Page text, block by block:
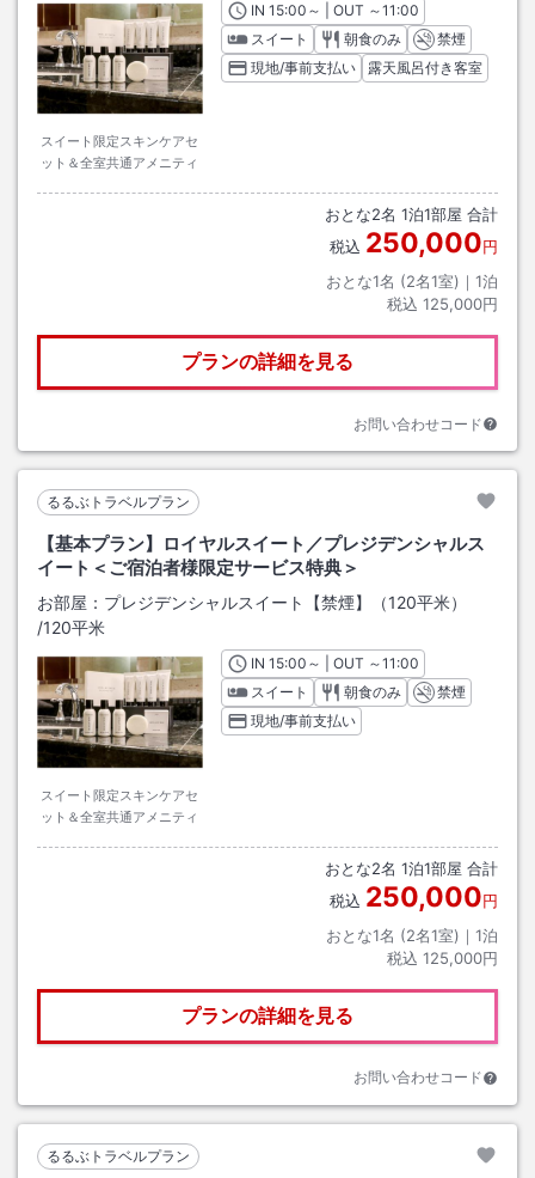
スイート限定スキンケアセ
ット＆全室共通アメニティ
INチェックイン
15:00 ～ | OUT チェックアウト
～11:00
スイート
朝食のみ
禁煙
現地/事前支払い
露天風呂付き客室
おとな2名 1泊1部屋 合計
税込 250,000円
おとな1名 (2名1室)｜ 1泊
税込 125,000円
プランの詳細を見る
お問い合わせコード
るるぶトラベルプラン
【基本プラン】ロイヤルスイート／プレジデンシャルス
イート＜ご宿泊者様限定サービス特典＞
お部屋： プレジデンシャルスイート【禁煙】（120平米）
/120平米
スイート限定スキンケアセ
ット＆全室共通アメニティ
INチェックイン
15:00 ～ | OUT チェックアウト
～11:00
スイート
朝食のみ
禁煙
現地/事前支払い
おとな2名 1泊1部屋 合計
税込 250,000円
おとな1名 (2名1室)｜ 1泊
税込 125,000円
プランの詳細を見る
お問い合わせコード
るるぶトラベルプラン